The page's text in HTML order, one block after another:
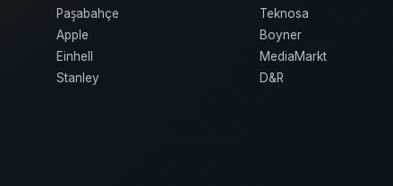
Paşabahçe
Apple
Einhell
Stanley
Teknosa
Boyner
MediaMarkt
D&R